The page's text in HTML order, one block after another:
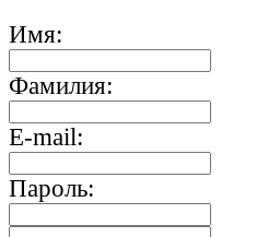
Имя:
Фамилия:
E-mail:
Пароль: